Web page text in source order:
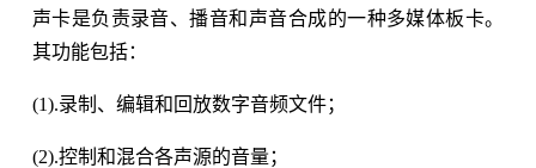
声卡是负责录音、播音和声音合成的一种多媒体板卡。
其功能包括：
(1).录制、编辑和回放数字音频文件；
(2).控制和混合各声源的音量；